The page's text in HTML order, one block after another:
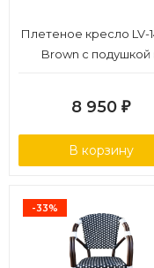
Плетеное кресло LV-
Brown с подушкой
8 950 ₽
В корзину
-33%